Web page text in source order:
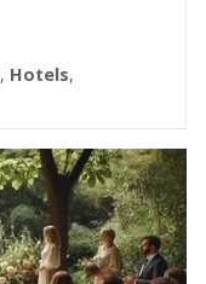
, Hotels,